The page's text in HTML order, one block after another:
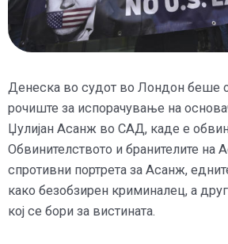
Денеска во судот во Лондон беше
рочиште за испорачување на
Џулијан Асанж во САД, каде е
Обвинителството и бранителите на
спротивни портрета за Асанж,
како безобзирен криминалец, а
кој се бори за вистината.